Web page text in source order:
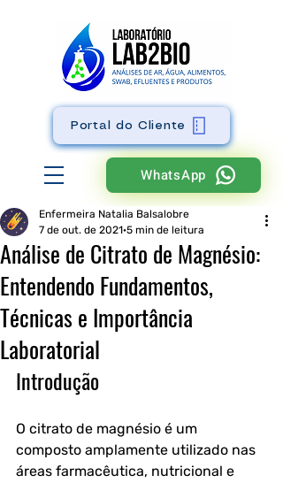
WhatsApp
Portal do Cliente
Análise de Citrato de Magnésio:
Entendendo Fundamentos,
Técnicas e Importância
Laboratorial
Enfermeira Natalia Balsalobre
7 de out. de 2021 5 min de leitura
Introdução
O citrato de magnésio é um
composto amplamente utilizado nas
áreas farmacêutica, nutricional e